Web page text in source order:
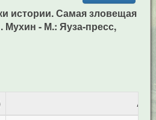
истории. Самая зловещая
Мухин - М.: Яуза-пресс,